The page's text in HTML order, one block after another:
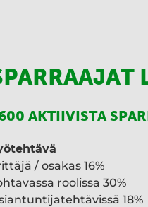
AKTIIVISTA
/ osakas 16%
roolissa 30%
18%